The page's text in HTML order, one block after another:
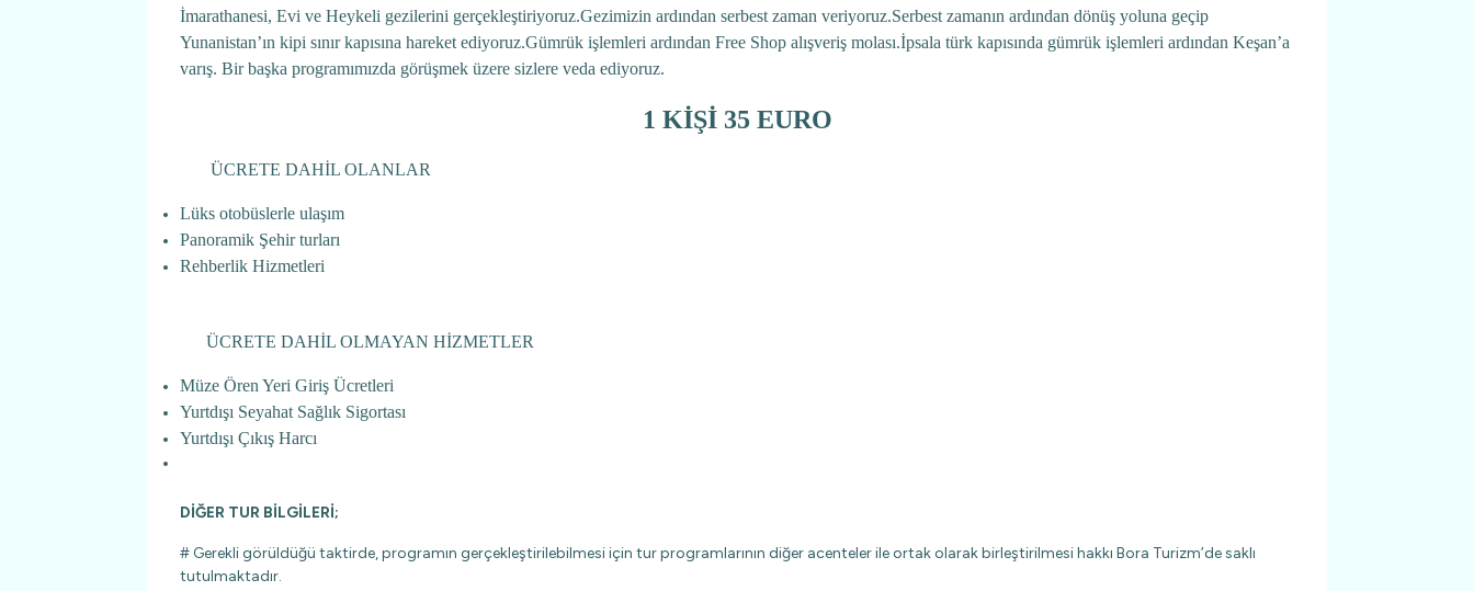
İmarathanesi, Evi ve Heykeli gezilerini gerçekleştiriyoruz.Gezimizin ardından serbest zaman veriyoruz.Serbest zamanın ardından dönüş yoluna geçip
Yunanistan’ın kipi sınır kapısına hareket ediyoruz.Gümrük işlemleri ardından Free Shop alışveriş molası.İpsala türk kapısında gümrük işlemleri ardından Keşan’a
varış. Bir başka programımızda görüşmek üzere sizlere veda ediyoruz.
1 KİŞİ 35 EURO
ÜCRETE DAHİL OLANLAR
Lüks otobüslerle ulaşım
Panoramik Şehir turları
Rehberlik Hizmetleri
ÜCRETE DAHİL OLMAYAN HİZMETLER
Müze Ören Yeri Giriş Ücretleri
Yurtdışı Seyahat Sağlık Sigortası
Yurtdışı Çıkış Harcı
DİĞER TUR BİLGİLERİ;
# Gerekli görüldüğü taktirde, programın gerçekleştirilebilmesi için tur programlarının diğer acenteler ile ortak olarak birleştirilmesi hakkı Bora Turizm’de saklı
tutulmaktadır.